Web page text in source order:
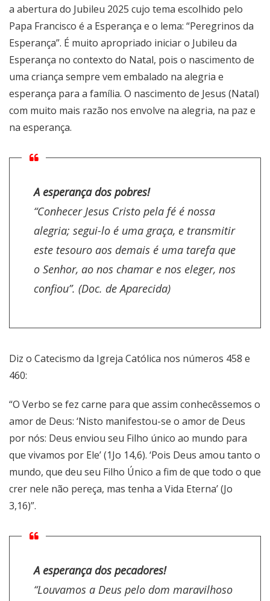
a abertura do Jubileu 2025 cujo tema escolhido pelo
Papa Francisco é a Esperança e o lema: “Peregrinos da
Esperança”. É muito apropriado iniciar o Jubileu da
Esperança no contexto do Natal, pois o nascimento de
uma criança sempre vem embalado na alegria e
esperança para a família. O nascimento de Jesus (Natal)
com muito mais razão nos envolve na alegria, na paz e
na esperança.
A esperança dos pobres!
“Conhecer Jesus Cristo pela fé é nossa
alegria; segui-lo é uma graça, e transmitir
este tesouro aos demais é uma tarefa que
o Senhor, ao nos chamar e nos eleger, nos
confiou”. (Doc. de Aparecida)
Diz o Catecismo da Igreja Católica nos números 458 e
460:
“O Verbo se fez carne para que assim conhecêssemos o
amor de Deus: ‘Nisto manifestou-se o amor de Deus
por nós: Deus enviou seu Filho único ao mundo para
que vivamos por Ele’ (1Jo 14,6). ‘Pois Deus amou tanto o
mundo, que deu seu Filho Único a fim de que todo o que
crer nele não pereça, mas tenha a Vida Eterna’ (Jo
3,16)”.
A esperança dos pecadores!
“Louvamos a Deus pelo dom maravilhoso